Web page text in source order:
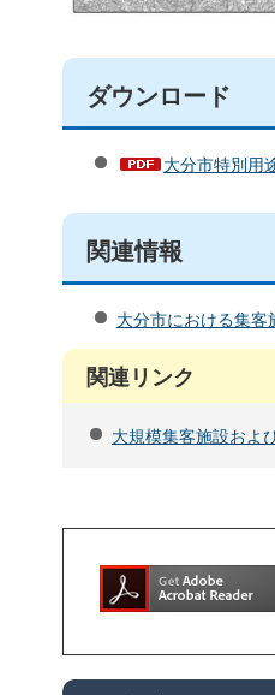
ダウンロード
大分市特別用
関連情報
大分市における集客
関連リンク
大規模集客施設およ